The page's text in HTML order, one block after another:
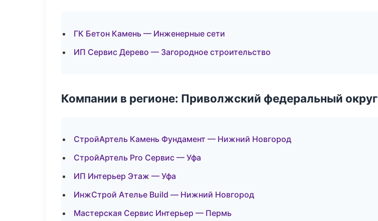
ГК Бетон Камень — Инженерные сети
ИП Сервис Дерево — Загородное строительство
Компании в регионе: Приволжский федеральный округ
СтройАртель Камень Фундамент — Нижний Новгород
СтройАртель Pro Сервис — Уфа
ИП Интерьер Этаж — Уфа
ИнжСтрой Ателье Build — Нижний Новгород
Мастерская Сервис Интерьер — Пермь